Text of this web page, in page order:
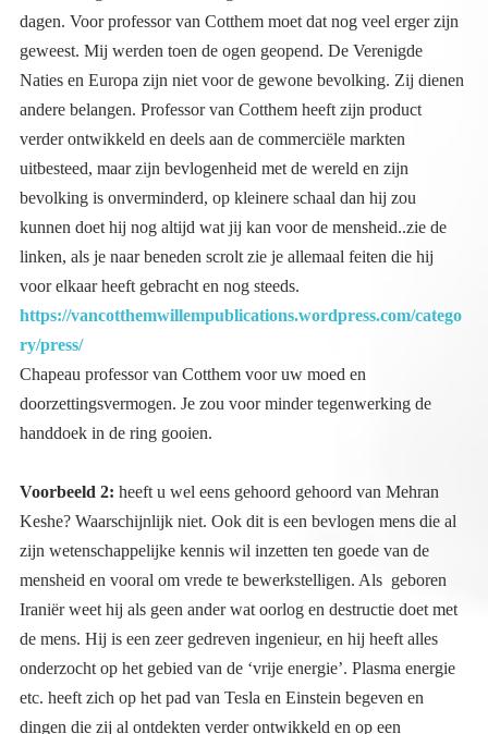
voor elkaar heeft gebracht en nog steeds.
https://vancotthemwillempublications.wordpress.com/catego
ry/press/
Chapeau professor van Cotthem voor uw moed en
doorzettingsvermogen. Je zou voor minder tegenwerking de
handdoek in de ring gooien.
Voorbeeld 2: heeft u wel eens gehoord gehoord van Mehran
Keshe? Waarschijnlijk niet. Ook dit is een bevlogen mens die al
zijn wetenschappelijke kennis wil inzetten ten goede van de
mensheid en vooral om vrede te bewerkstelligen. Als geboren
Iraniër weet hij als geen ander wat oorlog en destructie doet met
de mens. Hij is een zeer gedreven ingenieur, en hij heeft alles
onderzocht op het gebied van de ‘vrije energie’. Plasma energie
etc. heeft zich op het pad van Tesla en Einstein begeven en
dingen die zij al ontdekten verder ontwikkeld en op een
dergelijke manier dat het mogelijk is om energie op te wekken
zonder enig gebruik van fossiele of andere schade aan de natuur